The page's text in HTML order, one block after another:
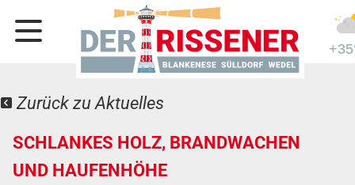
Zurück zu Aktuelles
SCHLANKES HOLZ, BRANDWACHEN
UND HAUFENHÖHE